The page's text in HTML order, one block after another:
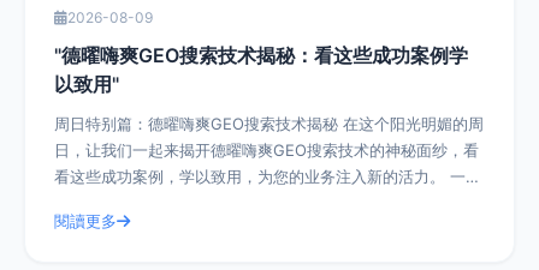
2026-08-09
"德曜嗨爽GEO搜索技术揭秘：看这些成功案例学
以致用"
周日特别篇：德曜嗨爽GEO搜索技术揭秘 在这个阳光明媚的周
日，让我们一起来揭开德曜嗨爽GEO搜索技术的神秘面纱，看
看这些成功案例，学以致用，为您的业务注入新的活力。 一、
閱讀更多